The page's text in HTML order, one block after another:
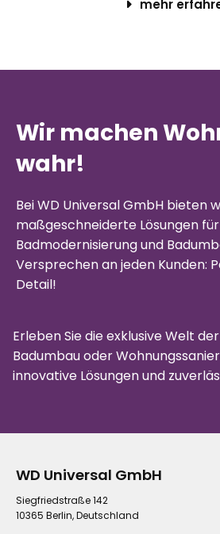
mehr
Wir machen
wahr!
Bei WD Universal GmbH bieten
maßgeschneiderte Lösungen
Badmodernisierung und
Versprechen an jeden Kunden:
Detail!
Erleben Sie die exklusive Welt
Badumbau oder
innovative Lösungen und
WD Universal GmbH
Siegfriedstraße 142
10365 Berlin, Deutschland